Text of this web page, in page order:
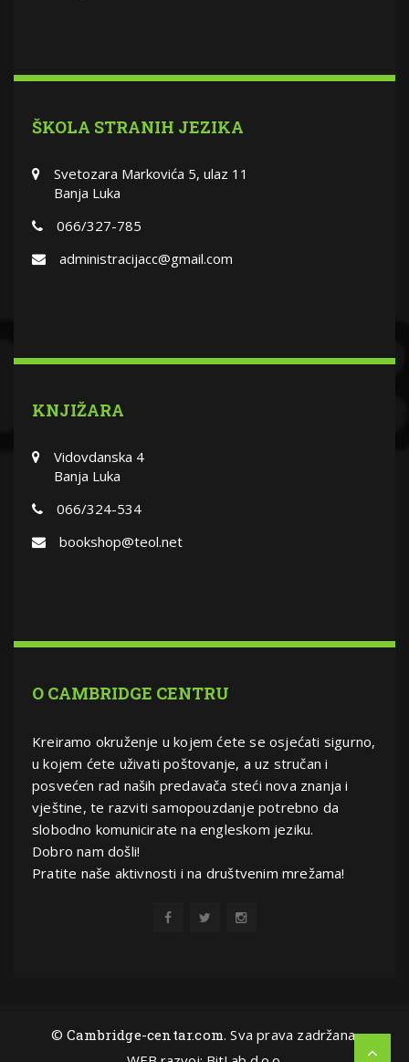
ŠKOLA STRANIH JEZIKA
Svetozara Markovića 5, ulaz 11
Banja Luka
066/327-785
administracijacc@gmail.com
KNJIŽARA
Vidovdanska 4
Banja Luka
066/324-534
bookshop@teol.net
O CAMBRIDGE CENTRU
Kreiramo okruženje u kojem ćete se osjećati sigurno,
u kojem ćete uživati poštovanje, a uz stručan i
posvećen rad naših predavača steći nova znanja i
vještine, te razviti samopouzdanje potrebno da
slobodno komunicirate na engleskom jeziku.
Dobro nam došli!
Pratite naše aktivnosti i na društvenim mrežama!
©Cambridge-centar.com. Sva prava zadržana.